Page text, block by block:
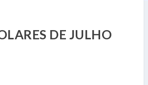
DE JULHO